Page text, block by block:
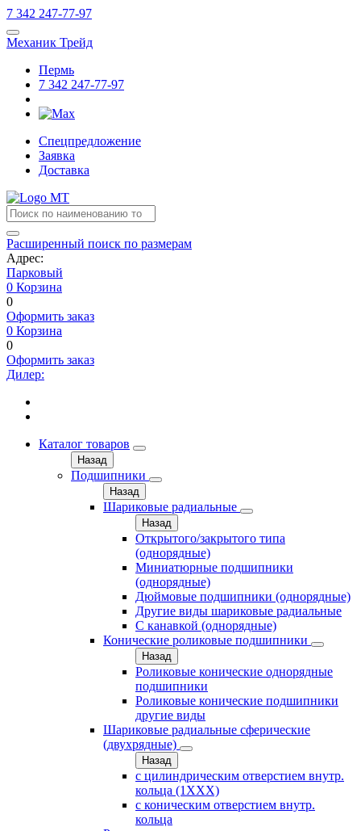
7 342 247-77-97
Механик Трейд
Пермь
7 342 247-77-97
Спецпредложение
Заявка
Доставка
Расширенный поиск по размерам
Адрес:
Парковый
0 Корзина
0
Оформить заказ
0 Корзина
0
Оформить заказ
Дилер:
Каталог товаров
Назад
Подшипники
Назад
Шариковые радиальные
Назад
Открытого/закрытого типа
(однорядные)
Миниатюрные подшипники
(однорядные)
Дюймовые подшипники (однорядные)
Другие виды шариковые радиальные
С канавкой (однорядные)
Конические роликовые подшипники
Назад
Роликовые конические однорядные
подшипники
Роликовые конические подшипники
другие виды
Шариковые радиальные сферические
(двухрядные)
Назад
с цилиндрическим отверстием внутр.
кольца (1ХХХ)
с коническим отверстием внутр.
кольца